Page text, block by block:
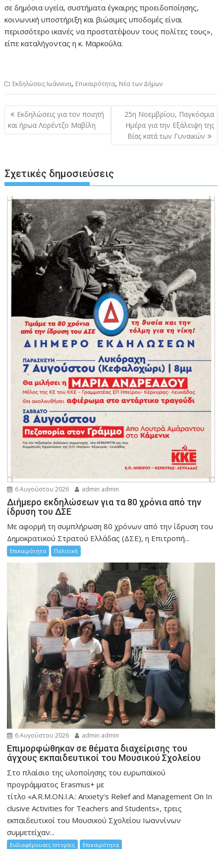
σε δημόσια υγεία, συστήματα έγκαιρης προειδοποίησης,
κοινωνική υποστήριξη και βιώσιμες υποδομές είναι
περισσότερο ικανές να προστατέψουν τους πολίτες τους»,
είπε καταλήγοντας η κ. Μαρκούλα.
Εκδηλώσεις Ιωάννινα, Επικαιρότητα, Νέα των Δήμων
Πλοήγηση
άρθρων
Εκδηλώσεις για τον ποιητή
και ήρωα Λορέντζο Μαβίλη
25η Νοεμβρίου, Παγκόσμια
Ημέρα για την Εξάλειψη της
Βίας κατά των Γυναικών
Σχετικές δημοσιεύσεις
6 Αυγούστου 2026 admin admin
Διήμερο εκδηλώσεων για τα 80 χρόνια από την
ίδρυση του ΔΣΕ
Με αφορμή τη συμπλήρωση 80 χρόνων από την ίδρυση του
Δημοκρατικού Στρατού Ελλάδας (ΔΣΕ), η Επιτροπή...
Επικαιρότητα Πολιτική
6 Αυγούστου 2026 admin admin
Eπιμορφώθηκαν σε θέματα διαχείρισης του
άγχους εκπαιδευτικοί του Μουσικού Σχολείου
Στο πλαίσιο της υλοποίησης του ευρωπαϊκού
προγράμματος Erasmus+ με
τίτλο «A.R.M.ON.I.A.: Anxiety’s Relief and Management On In
clusive Activities for Teachers and Students», τρεις
εκπαιδευτικοί του Μουσικού Σχολείου Ιωαννίνων
συμμετείχαν...
Ενδιαφέρουσες Ιστορίες Επικαιρότητα